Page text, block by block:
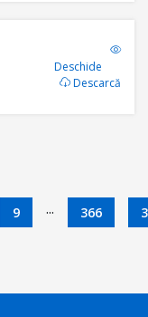
Deschide
Descarcă
9 ... 366